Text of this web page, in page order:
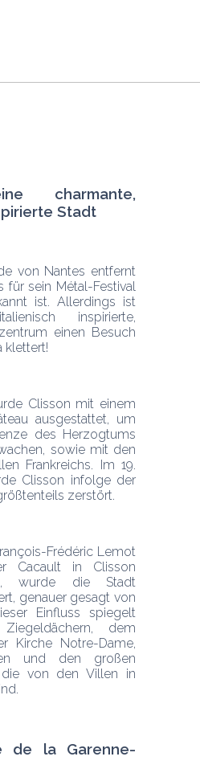
charmante,
Stadt
von Nantes entfernt
für sein Métal-Festival
ist. Allerdings ist
inspirierte,
einen Besuch
klettert!
Clisson mit einem
ausgestattet, um
des Herzogtums
sowie mit den
Frankreichs. Im 19.
Clisson infolge der
zerstört.
Frédéric Lemot
Cacault in Clisson
wurde die Stadt
genauer gesagt von
Einfluss spiegelt
dem
Kirche Notre-Dame,
und den großen
die von den Villen in
de la Garenne-